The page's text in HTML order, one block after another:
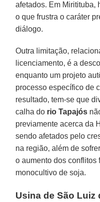
afetados. Em Miritituba,
o que frustra o caráter
diálogo.
Outra limitação,
licenciamento, é a
enquanto um projeto
processo específico de
resultado, tem-se que
calha do rio Tapajós
previamente acerca da
sendo afetados pelo
na região, além de
o aumento dos
monocultivo de soja.
Usina de São Luiz